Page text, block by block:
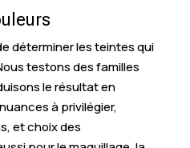
déterminer les teintes qui
testons des familles
le résultat en
à privilégier,
et choix des